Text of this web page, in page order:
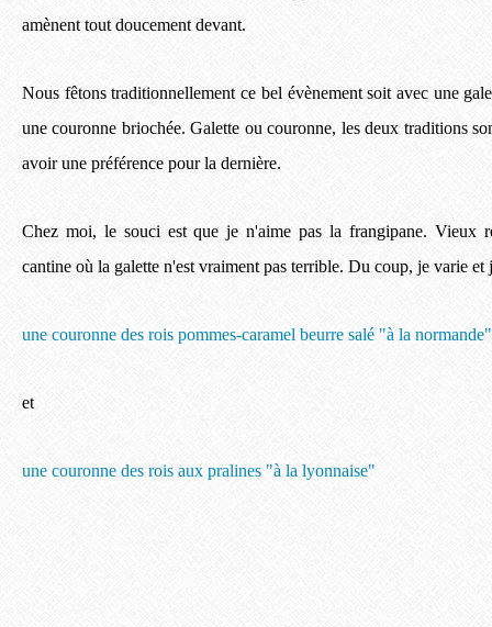
amènent tout doucement devant.
Nous fêtons traditionnellement ce bel évènement soit avec une
une couronne briochée. Galette ou couronne, les deux traditions
avoir une préférence pour la dernière.
Chez moi, le souci est que je n'aime pas la frangipane. Vieux
cantine où la galette n'est vraiment pas terrible. Du coup, je varie et
une couronne des rois pommes-caramel beurre salé "à la normande"
et
une couronne des rois aux pralines "à la lyonnaise"